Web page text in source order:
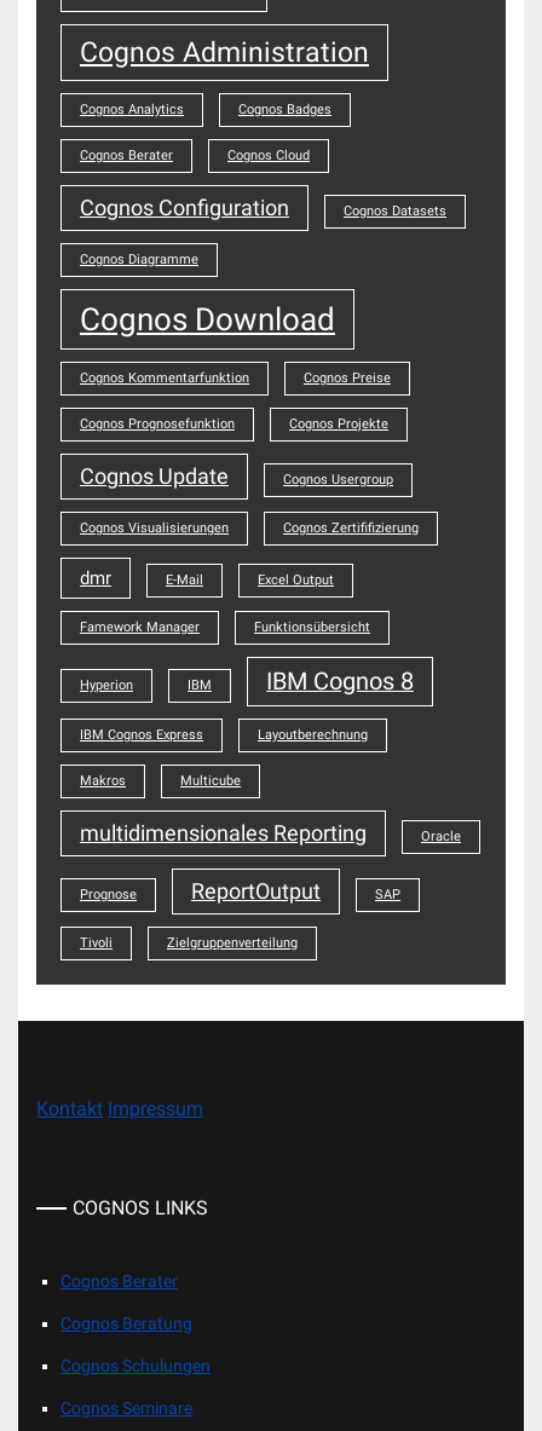
Cognos Administration
Cognos Analytics Cognos Badges
Cognos Berater Cognos Cloud
Cognos Configuration Cognos Datasets
Cognos Diagramme
Cognos Download
Cognos Kommentarfunktion Cognos Preise
Cognos Prognosefunktion Cognos Projekte
Cognos Update Cognos Usergroup
Cognos Visualisierungen Cognos Zertififizierung
dmr E-Mail Excel Output
Famework Manager Funktionsübersicht
Hyperion IBM IBM Cognos 8
IBM Cognos Express Layoutberechnung
Makros Multicube
multidimensionales Reporting Oracle
Prognose ReportOutput SAP
Tivoli Zielgruppenverteilung
Kontakt Impressum
COGNOS LINKS
Cognos Berater
Cognos Beratung
Cognos Schulungen
Cognos Seminare